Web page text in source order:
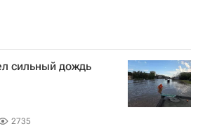
сильный дождь
2735